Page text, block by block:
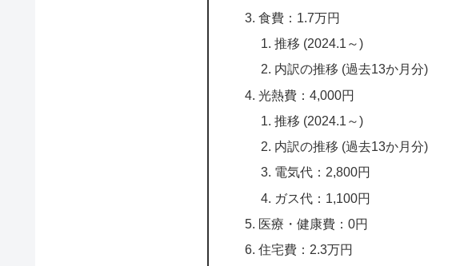
食費：1.7万円
推移 (2024.1～)
内訳の推移 (過去13か月分)
光熱費：4,000円
推移 (2024.1～)
内訳の推移 (過去13か月分)
電気代：2,800円
ガス代：1,100円
医療・健康費：0円
住宅費：2.3万円